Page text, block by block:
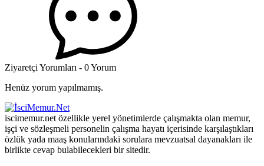
Ziyaretçi Yorumları - 0 Yorum
Henüz yorum yapılmamış.
iscimemur.net özellikle yerel yönetimlerde çalışmakta olan memur,
işçi ve sözleşmeli personelin çalışma hayatı içerisinde karşılaştıkları
özlük yada maaş konularındaki sorulara mevzuatsal dayanakları ile
birlikte cevap bulabilecekleri bir sitedir.